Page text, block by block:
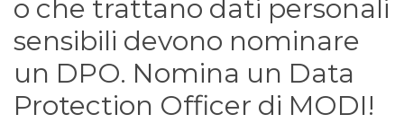
o che trattano dati personali
sensibili devono nominare
un DPO. Nomina un Data
Protection Officer di MODI!